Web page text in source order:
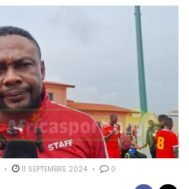
11 SEPTEMBRE 2024 0